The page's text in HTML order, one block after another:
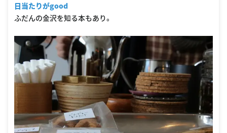
日当たりがgood
ふだんの金沢を知る本もあり。